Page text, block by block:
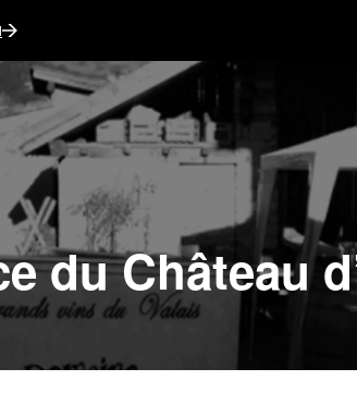
du Château